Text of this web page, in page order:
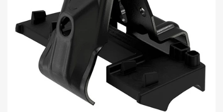
Maling
Bilstereo
Transport Udstyr